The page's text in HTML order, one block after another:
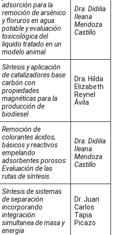
adsorción para la
remoción de arsénico
y floruros en agua
potable y evaluación
toxicológica del
liquido tratado en un
modelo animal
Dra. Didilia
Ileana
Mendoza
Castillo
Síntesis y aplicación
de catalizadores base
carbón con
propiedades
magnéticas para la
producción de
biodiesel
Dra. Hilda
Elizabeth
Reynel
Ávila
Remoción de
colorantes ácidos,
básicos y reactivos
empelando
adsorbentes porosos:
Evaluación de las
rutas de síntesis
Dra. Didilia
Ileana
Mendoza
Castillo
Síntesis de sistemas
de separación
incorporando
integración
simultanea de masa y
energía
Dr. Juan
Carlos
Tapia
Picazo